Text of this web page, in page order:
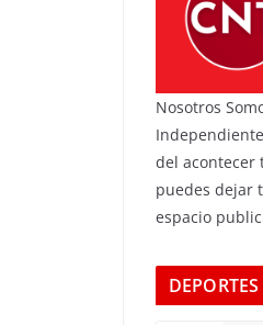
Nosotros
del acontecer
puedes dejar
espacio
DEPORTES